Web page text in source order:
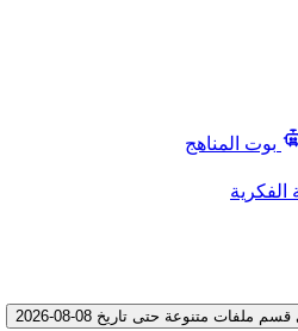
بوت المناهج
الفكرية
متنوعة حتى تاريخ 08-08-2026